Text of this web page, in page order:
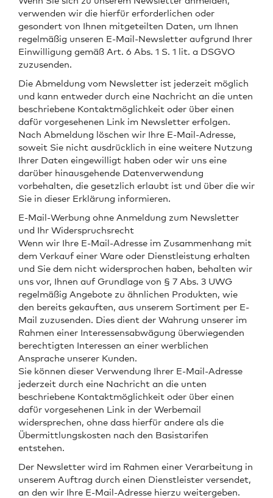
verwenden wir die hierfür erforderlichen oder
gesondert von Ihnen mitgeteilten Daten, um Ihnen
regelmäßig unseren E-Mail-Newsletter aufgrund Ihrer
Einwilligung gemäß Art. 6 Abs. 1 S. 1 lit. a DSGVO
zuzusenden.
Die Abmeldung vom Newsletter ist jederzeit möglich
und kann entweder durch eine Nachricht an die unten
beschriebene Kontaktmöglichkeit oder über einen
dafür vorgesehenen Link im Newsletter erfolgen.
Nach Abmeldung löschen wir Ihre E-Mail-Adresse,
soweit Sie nicht ausdrücklich in eine weitere Nutzung
Ihrer Daten eingewilligt haben oder wir uns eine
darüber hinausgehende Datenverwendung
vorbehalten, die gesetzlich erlaubt ist und über die wir
Sie in dieser Erklärung informieren.
E-Mail-Werbung ohne Anmeldung zum Newsletter
und Ihr Widerspruchsrecht
Wenn wir Ihre E-Mail-Adresse im Zusammenhang mit
dem Verkauf einer Ware oder Dienstleistung erhalten
und Sie dem nicht widersprochen haben, behalten wir
uns vor, Ihnen auf Grundlage von § 7 Abs. 3 UWG
regelmäßig Angebote zu ähnlichen Produkten, wie
den bereits gekauften, aus unserem Sortiment per E-
Mail zuzusenden. Dies dient der Wahrung unserer im
Rahmen einer Interessensabwägung überwiegenden
berechtigten Interessen an einer werblichen
Ansprache unserer Kunden.
Sie können dieser Verwendung Ihrer E-Mail-Adresse
jederzeit durch eine Nachricht an die unten
beschriebene Kontaktmöglichkeit oder über einen
dafür vorgesehenen Link in der Werbemail
widersprechen, ohne dass hierfür andere als die
Übermittlungskosten nach den Basistarifen
entstehen.
Der Newsletter wird im Rahmen einer Verarbeitung in
unserem Auftrag durch einen Dienstleister versendet,
an den wir Ihre E-Mail-Adresse hierzu weitergeben.